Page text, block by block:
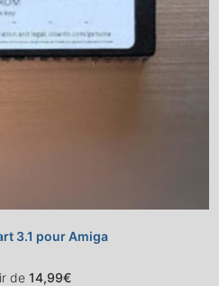
3.1 pour Amiga
de 14,99€